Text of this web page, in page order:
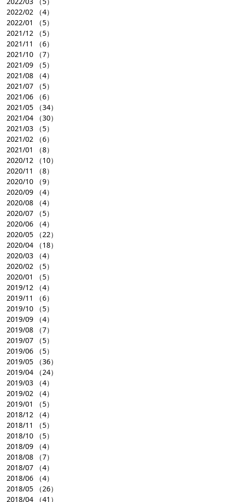
2022/02 （4）
2022/01
（5）
2021/12 （5）
2021/11
（6）
2021/10 （7）
2021/09 （5）
2021/08 （4）
2021/07 （5）
2021/06 （6）
2021/05 （34）
2021/04 （30）
2021/03 （5）
2021/02 （6）
2021/01
（8）
2020/12 （10）
2020/11
（8）
2020/10 （9）
2020/09 （4）
2020/08 （4）
2020/07 （5）
2020/06 （4）
2020/05 （22）
2020/04 （18）
2020/03 （4）
2020/02 （5）
2020/01
（5）
2019/12 （4）
2019/11
（6）
2019/10 （5）
2019/09 （4）
2019/08 （7）
2019/07 （5）
2019/06 （5）
2019/05 （36）
2019/04 （24）
2019/03 （4）
2019/02 （4）
2019/01
（5）
2018/12 （4）
2018/11
（5）
2018/10 （5）
2018/09 （4）
2018/08 （7）
2018/07 （4）
2018/06 （4）
2018/05 （26）
2018/04 （41）